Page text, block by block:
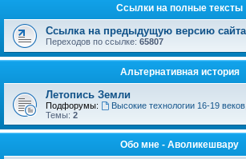
Ссылки на полные тексты
Ссылка на предыдущую версию сайта
Переходов по ссылке: 65807
Альтернативная история
Летопись Земли
Подфорумы: Высокие технологии 16-19 веков,
Темы: 2
Обо мне - Аволикешвару